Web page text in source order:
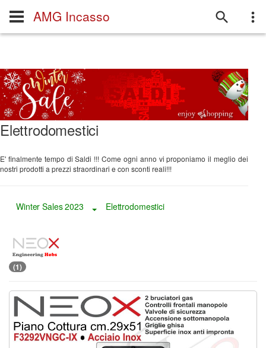
AMG Incasso
Elettrodomestici
E' finalmente tempo di Saldi !!! Come ogni anno vi proponiamo il meglio dei
nostri prodotti a prezzi straordinari e con sconti reali!!!
Winter Sales 2023 Toggle Dropdown
Elettrodomestici
(1)